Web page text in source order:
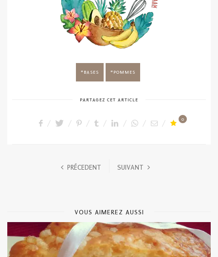
BASES POMMES
PARTAGEZ CET ARTICLE
0
PRÉCEDENT SUIVANT
VOUS AIMEREZ AUSSI